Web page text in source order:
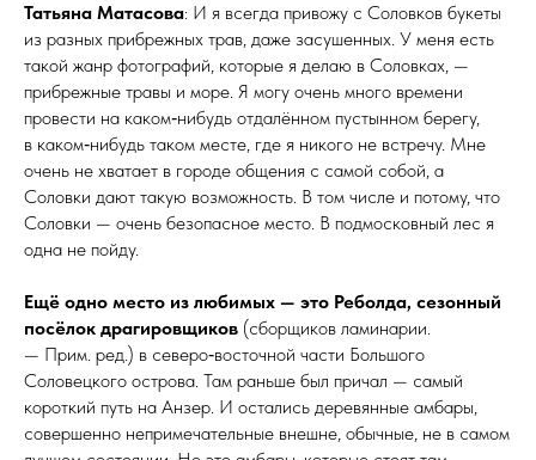
Татьяна Матасова: И я всегда привожу с Соловков букеты
из разных прибрежных трав, даже засушенных. У меня есть
такой жанр фотографий, которые я делаю в Соловках, —
прибрежные травы и море. Я могу очень много времени
провести на каком‑нибудь отдалённом пустынном берегу,
в каком‑нибудь таком месте, где я никого не встречу. Мне
очень не хватает в городе общения с самой собой, а
Соловки дают такую возможность. В том числе и потому, что
Соловки — очень безопасное место. В под­­мо­с­ков­­ный лес я
одна не пойду.
Ещё одно место из любимых — это Реболда, сезонный
посёлок драгировщиков (сборщиков ламинарии.
— Прим. ред.) в северо‑восточной части Большого
Соловецкого острова. Там раньше был причал — самый
короткий путь на Анзер. И остались деревянные амбары,
совершенно непримечательные внешне, обычные, не в самом